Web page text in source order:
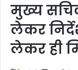
मुख्य
लेकर
लेकर ही